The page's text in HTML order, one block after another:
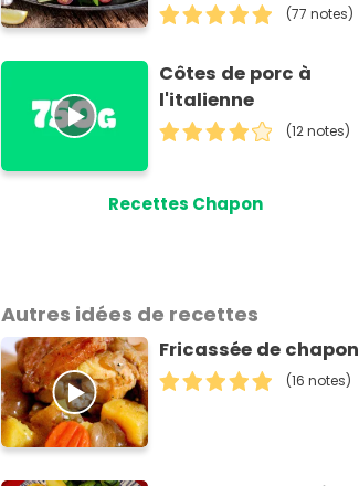
(77 notes)
Côtes de porc à
l'italienne
(12 notes)
Recettes Chapon
Autres idées de recettes
Fricassée de chapon
(16 notes)